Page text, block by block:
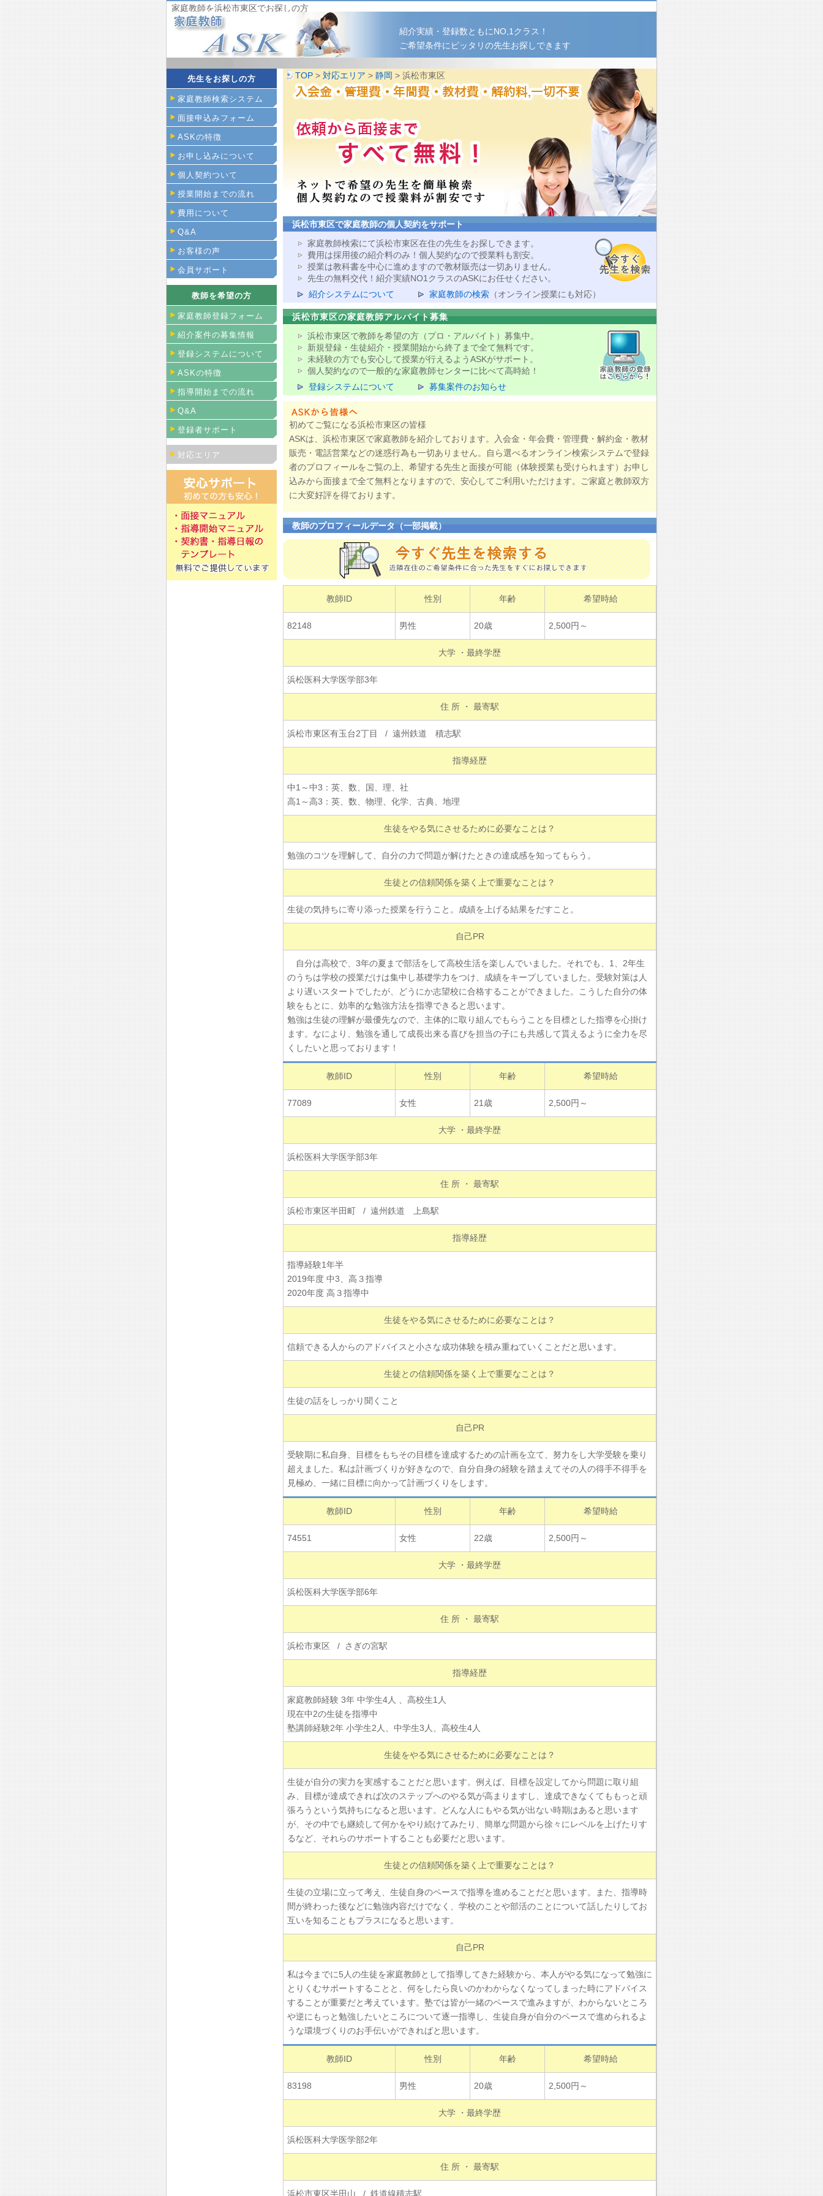
家庭教師を浜松市東区でお探しの方
紹介実績・登録数ともにNO,1クラス！
ご希望条件にピッタリの先生お探しできます
TOP > 対応エリア > 静岡 > 浜松市東区
浜松市東区で家庭教師の個人契約をサポート
家庭教師検索にて浜松市東区在住の先生をお探しできます。
費用は採用後の紹介料のみ！個人契約なので授業料も割安。
授業は教科書を中心に進めますので教材販売は一切ありません。
先生の無料交代！紹介実績NO1クラスのASKにお任せください。
紹介システムについて
家庭教師の検索 （オンライン授業にも対応）
浜松市東区の家庭教師アルバイト募集
浜松市東区で教師を希望の方（プロ・アルバイト）募集中。
新規登録・生徒紹介・授業開始から終了まで全て無料です。
未経験の方でも安心して授業が行えるようASKがサポート。
個人契約なので一般的な家庭教師センターに比べて高時給！
登録システムについて
募集案件のお知らせ
初めてご覧になる浜松市東区の皆様
ASKは、浜松市東区で家庭教師を紹介しております。入会金・年会費・管理費・解約金・教材
販売・電話営業などの迷惑行為も一切ありません。自ら選べるオンライン検索システムで登録
者のプロフィールをご覧の上、希望する先生と面接が可能（体験授業も受けられます）お申し
込みから面接まで全て無料となりますので、安心してご利用いただけます。ご家庭と教師双方
に大変好評を得ております。
教師のプロフィールデータ（一部掲載）
教師ID 性別 年齢 希望時給
82148 男性 20歳 2,500円～
大学 ・最終学歴
浜松医科大学医学部3年
住 所 ・ 最寄駅
浜松市東区有玉台2丁目 / 遠州鉄道 積志駅
指導経歴
中1～中3：英、数、国、理、社
高1～高3：英、数、物理、化学、古典、地理
生徒をやる気にさせるために必要なことは？
勉強のコツを理解して、自分の力で問題が解けたときの達成感を知ってもらう。
生徒との信頼関係を築く上で重要なことは？
生徒の気持ちに寄り添った授業を行うこと。成績を上げる結果をだすこと。
自己PR
自分は高校で、3年の夏まで部活をして高校生活を楽しんでいました。それでも、1、2年生
のうちは学校の授業だけは集中し基礎学力をつけ、成績をキープしていました。受験対策は人
より遅いスタートでしたが、どうにか志望校に合格することができました。こうした自分の体
験をもとに、効率的な勉強方法を指導できると思います。
勉強は生徒の理解が最優先なので、主体的に取り組んでもらうことを目標とした指導を心掛け
ます。なにより、勉強を通して成長出来る喜びを担当の子にも共感して貰えるように全力を尽
くしたいと思っております！
教師ID 性別 年齢 希望時給
77089 女性 21歳 2,500円～
大学 ・最終学歴
浜松医科大学医学部3年
住 所 ・ 最寄駅
浜松市東区半田町 / 遠州鉄道 上島駅
指導経歴
指導経験1年半
2019年度 中3、高３指導
2020年度 高３指導中
生徒をやる気にさせるために必要なことは？
信頼できる人からのアドバイスと小さな成功体験を積み重ねていくことだと思います。
生徒との信頼関係を築く上で重要なことは？
生徒の話をしっかり聞くこと
自己PR
受験期に私自身、目標をもちその目標を達成するための計画を立て、努力をし大学受験を乗り
超えました。私は計画づくりが好きなので、自分自身の経験を踏まえてその人の得手不得手を
見極め、一緒に目標に向かって計画づくりをします。
教師ID 性別 年齢 希望時給
74551 女性 22歳 2,500円～
大学 ・最終学歴
浜松医科大学医学部6年
住 所 ・ 最寄駅
浜松市東区 / さぎの宮駅
指導経歴
家庭教師経験 3年 中学生4人 、高校生1人
現在中2の生徒を指導中
塾講師経験2年 小学生2人、中学生3人、高校生4人
生徒をやる気にさせるために必要なことは？
生徒が自分の実力を実感することだと思います。例えば、目標を設定してから問題に取り組
み、目標が達成できれば次のステップへのやる気が高まりますし、達成できなくてももっと頑
張ろうという気持ちになると思います。どんな人にもやる気が出ない時期はあると思います
が、その中でも継続して何かをやり続けてみたり、簡単な問題から徐々にレベルを上げたりす
るなど、それらのサポートすることも必要だと思います。
生徒との信頼関係を築く上で重要なことは？
生徒の立場に立って考え、生徒自身のペースで指導を進めることだと思います。また、指導時
間が終わった後などに勉強内容だけでなく、学校のことや部活のことについて話したりしてお
互いを知ることもプラスになると思います。
自己PR
私は今までに5人の生徒を家庭教師として指導してきた経験から、本人がやる気になって勉強に
とりくむサポートすることと、何をしたら良いのかわからなくなってしまった時にアドバイス
することが重要だと考えています。塾では皆が一緒のペースで進みますが、わからないところ
や逆にもっと勉強したいところについて逐一指導し、生徒自身が自分のペースで進められるよ
うな環境づくりのお手伝いができればと思います。
教師ID 性別 年齢 希望時給
83198 男性 20歳 2,500円～
大学 ・最終学歴
浜松医科大学医学部2年
住 所 ・ 最寄駅
浜松市東区半田山 / 鉄道線積志駅
先生をお探しの方
家庭教師検索システム
面接申込みフォーム
ASKの特徴
お申し込みについて
個人契約ついて
授業開始までの流れ
費用について
Q&A
お客様の声
会員サポート
教師を希望の方
家庭教師登録フォーム
紹介案件の募集情報
登録システムについて
ASKの特徴
指導開始までの流れ
Q&A
登録者サポート
対応エリア